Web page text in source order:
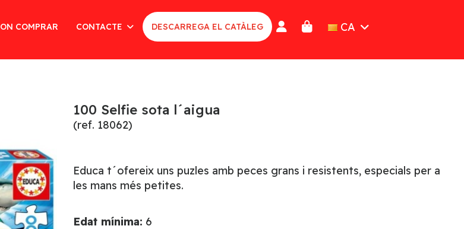
ON COMPRAR CONTACTE DESCARREGA EL CATÀLEG CA
100 Selfie sota l´aigua
(ref. 18062)
Educa t´ofereix uns puzles amb peces grans i resistents, especials per a
les mans més petites.
Edat mínima: 6